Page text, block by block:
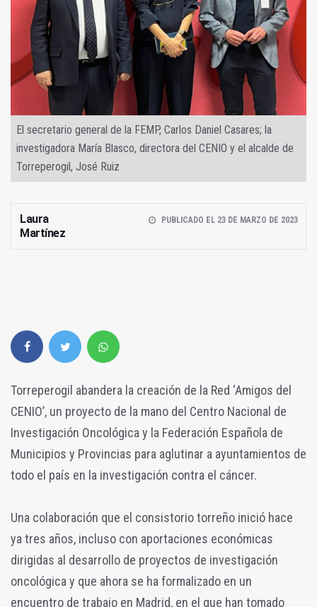
El secretario general de la FEMP, Carlos Daniel Casares; la
investigadora María Blasco, directora del CENIO y el alcalde de
Torreperogil, José Ruiz
Laura
Martínez
PUBLICADO EL 23 DE MARZO DE 2023
Torreperogil abandera la creación de la Red ‘Amigos del
CENIO’, un proyecto de la mano del Centro Nacional de
Investigación Oncológica y la Federación Española de
Municipios y Provincias para aglutinar a ayuntamientos de
todo el país en la investigación contra el cáncer.
Una colaboración que el consistorio torreño inició hace
ya tres años, incluso con aportaciones económicas
dirigidas al desarrollo de proyectos de investigación
oncológica y que ahora se ha formalizado en un
encuentro de trabajo en Madrid, en el que han tomado